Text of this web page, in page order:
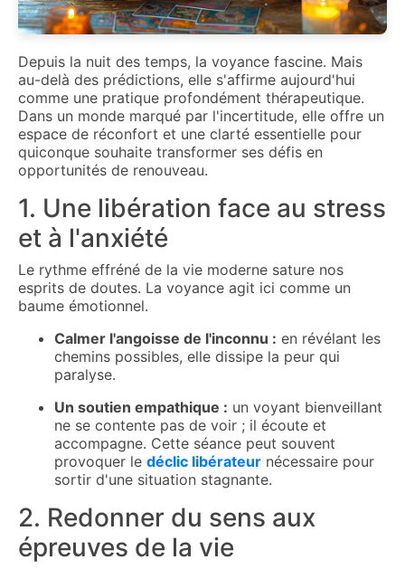
Depuis la nuit des temps, la voyance fascine. Mais
au-delà des prédictions, elle s'affirme aujourd'hui
comme une pratique profondément thérapeutique.
Dans un monde marqué par l'incertitude, elle offre un
espace de réconfort et une clarté essentielle pour
quiconque souhaite transformer ses défis en
opportunités de renouveau.
1. Une libération face au stress
et à l'anxiété
Le rythme effréné de la vie moderne sature nos
esprits de doutes. La voyance agit ici comme un
baume émotionnel.
Calmer l'angoisse de l'inconnu : en révélant les
chemins possibles, elle dissipe la peur qui
paralyse.
Un soutien empathique : un voyant bienveillant
ne se contente pas de voir ; il écoute et
accompagne. Cette séance peut souvent
provoquer le déclic libérateur nécessaire pour
sortir d'une situation stagnante.
2. Redonner du sens aux
épreuves de la vie